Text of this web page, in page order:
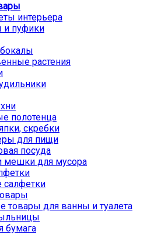
интерьера
и пуфики
растения
полотенца
скребки
для пищи
посуда
мешки для мусора
товары для ванны и туалета
бумага